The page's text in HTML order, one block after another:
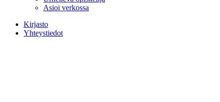
Asioi verkossa
Kirjasto
Yhteystiedot